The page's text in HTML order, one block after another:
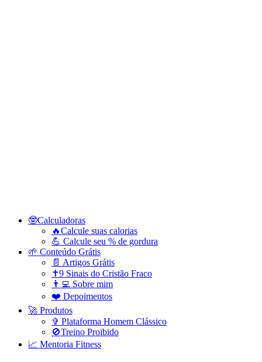
🤓Calculadoras
🔥Calcule suas calorias
💪 Calcule seu % de gordura
🌱 Conteúdo Grátis
📄 Artigos Grátis
✝️9 Sinais do Cristão Fraco
👨‍💻 Sobre mim
❤️ Depoimentos
🚀 Produtos
✞ Plataforma Homem Clássico
🚫Treino Proibido
📈 Mentoria Fitness